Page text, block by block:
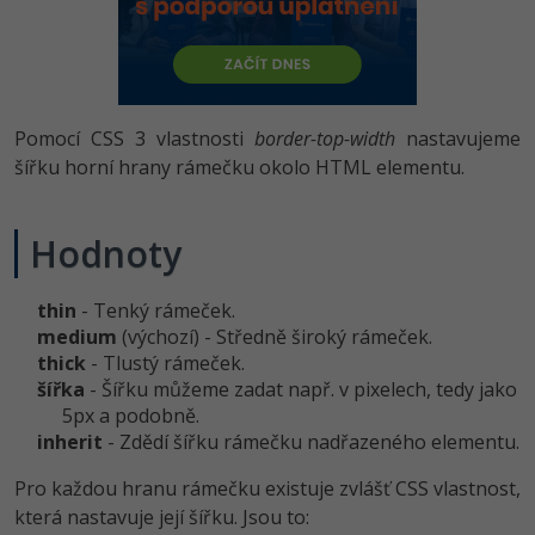
HTML5, CSS3, Bootstrap, SEO
SQL a databáze
Testování a verzování
React
Spring
ASP.NET MVC
Django
Best practices
JavaScript
Python
UML a návrhové vzory
MySQL/MariaDB
MS-SQL
SQLite
Vývojář mobilních aplikací
Specialista na AI a bigdata
C# Game developer
Webdesigner
Tester
Grafik / UX/UI návrhář
3D grafik
Databázový analytik
Python -80%
JavaScript -80%
PHP
-80%
Swift
Kotlin
C -80%
VB.NET
Návrh SW -80%
Digitální gramotnost
Marketing -30%
WordPress
-30%
UX
Business
Kryptoměny -25%
Copywriting
-80%
Adobe Illustrator -80%
Adobe Lightroom -30%
Adobe InDesign
Adobe After Effects
Blender -80%
Inkscape
Fotografování
Pomocí CSS 3 vlastnosti border-top-width nastavujeme
šířku horní hrany rámečku okolo HTML elementu.
Hodnoty
thin - Tenký rámeček.
medium (výchozí) - Středně široký rámeček.
thick - Tlustý rámeček.
šířka - Šířku můžeme zadat např. v pixelech, tedy jako
5px a podobně.
inherit - Zdědí šířku rámečku nadřazeného elementu.
Pro každou hranu rámečku existuje zvlášť CSS vlastnost,
která nastavuje její šířku. Jsou to: